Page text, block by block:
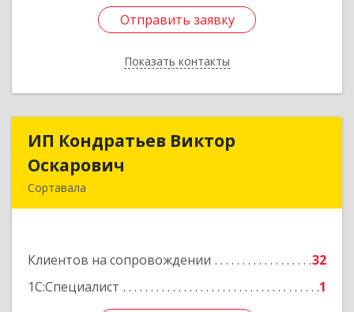
Отправить заявку
Показать контакты
Отправить заявку
Назад
ИП Кондратьев Виктор
Оскарович
Сортавала
Клиентов на сопровождении
32
1С:Специалист
1
ИП Кондратьев Виктор
Подробнее